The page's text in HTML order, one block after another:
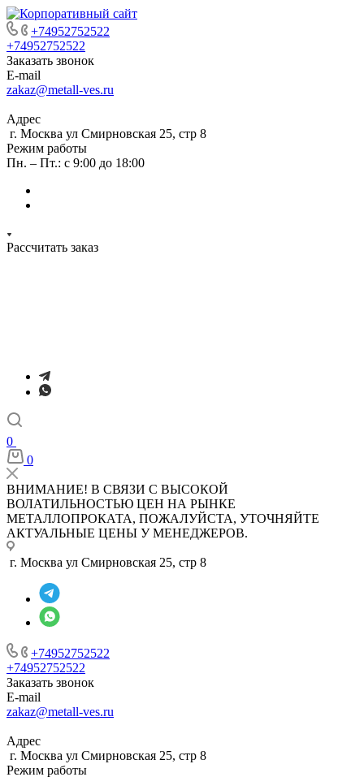
+74952752522
+74952752522
Заказать звонок
E-mail
zakaz@metall-ves.ru
Адрес
г. Москва ул Смирновская 25, стр 8
Режим работы
Пн. – Пт.: с 9:00 до 18:00
Рассчитать заказ
0
0
ВНИМАНИЕ! В СВЯЗИ С ВЫСОКОЙ
ВОЛАТИЛЬНОСТЬЮ ЦЕН НА РЫНКЕ
МЕТАЛЛОПРОКАТА, ПОЖАЛУЙСТА, УТОЧНЯЙТЕ
АКТУАЛЬНЫЕ ЦЕНЫ У МЕНЕДЖЕРОВ.
г. Москва ул Смирновская 25, стр 8
+74952752522
+74952752522
Заказать звонок
E-mail
zakaz@metall-ves.ru
Адрес
г. Москва ул Смирновская 25, стр 8
Режим работы